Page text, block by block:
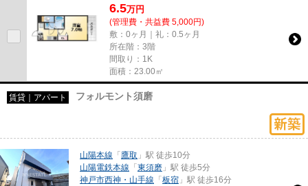
6.5万円
(管理費・共益費 5,000円)
敷：0ヶ月｜礼：0.5ヶ月
所在階：3階
間取り：1K
面積：23.00㎡
賃貸｜アパート フォルモント須磨
山陽本線 「 鷹取 」駅 徒歩10分
山陽電鉄本線 「 東須磨 」駅 徒歩5分
神戸市西神・山手線 「 板宿 」駅 徒歩16分